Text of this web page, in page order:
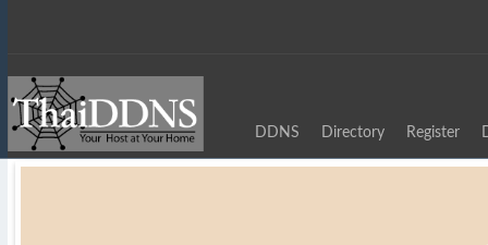
DDNS Directory Register